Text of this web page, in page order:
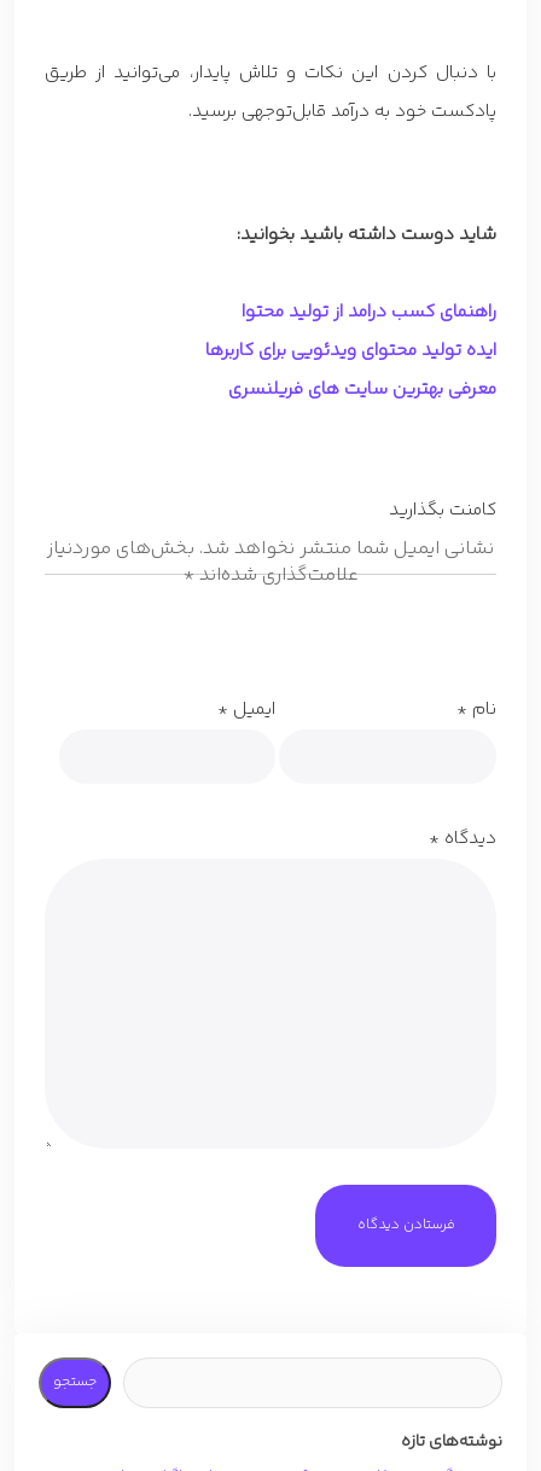
با دنبال کردن این نکات و تلاش پایدار، می‌توانید از طریق
پادکست خود به درآمد قابل‌توجهی برسید.
شاید دوست داشته باشید بخوانید:
راهنمای کسب درامد از تولید محتوا
ایده تولید محتوای ویدئویی برای کاربرها
معرفی بهترین سایت های فریلنسری
کامنت بگذارید
نشانی ایمیل شما منتشر نخواهد شد. بخش‌های موردنیاز
علامت‌گذاری شده‌اند*
نام * ایمیل *
دیدگاه *
جستجو
نوشته‌های تازه